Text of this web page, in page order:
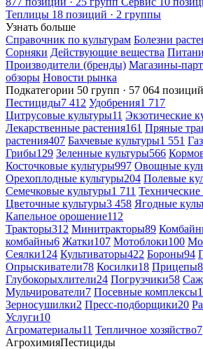
Теплицы 18 позиций · 2 группы
Узнать больше
Справочник по культурам Болезни
Сорняки Действующие вещества
Производители (бренды) Магазины-
обзоры Новости рынка
Подкатегории 50 групп · 57 064 позиций
Пестициды7 412 Удобрения1 717
Цитрусовые культуры11 Экзотические
Лекарственные растения161 Пряные
растения407 Бахчевые культуры1 551
Грибы129 Зеленные культуры566
Косточковые культуры997 Овощные
Орехоплодные культуры204 Полевые
Семечковые культуры1 711 Технические
Цветочные культуры3 458 Ягодные
Капельное орошение112
Тракторы312 Минитракторы89
комбайны6 Жатки107 Мотоблоки100
Сеялки124 Культиваторы422 Бороны94
Опрыскиватели78 Косилки18 Прицепы8
Глубокорыхлители24 Погрузчики58
Мульчирователи7 Посевные комплексы
Зерносушилки2 Пресс-подборщики20
Услуги10
Агроматериалы11 Тепличное хозяйство7
АгрохимияПестициды